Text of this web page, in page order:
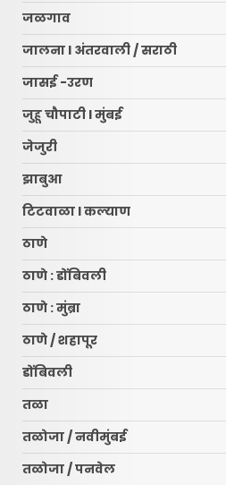
जळगाव
जालना l अंतरवाली / सराठी
जासई -उरण
जुहू चौपाटी l मुंबई
जेजुरी
झाबुआ
टिटवाळा l कल्याण
ठाणे
ठाणे : डोंबिवली
ठाणे : मुंब्रा
ठाणे / शहापूर
डोंबिवली
तळा
तळोजा / नवीमुंबई
तळोजा / पनवेल